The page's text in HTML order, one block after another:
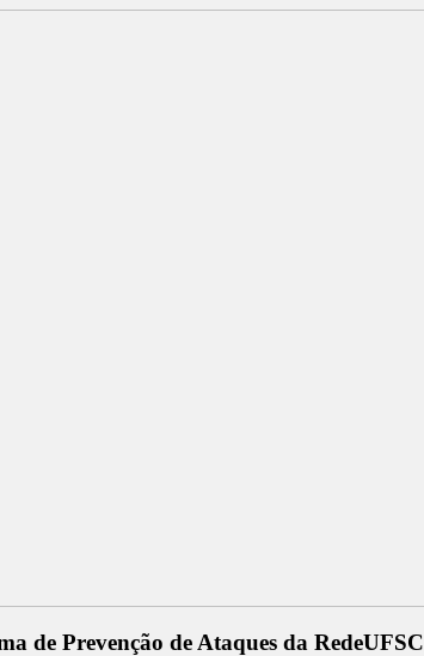
de Prevenção de Ataques da RedeUFSC